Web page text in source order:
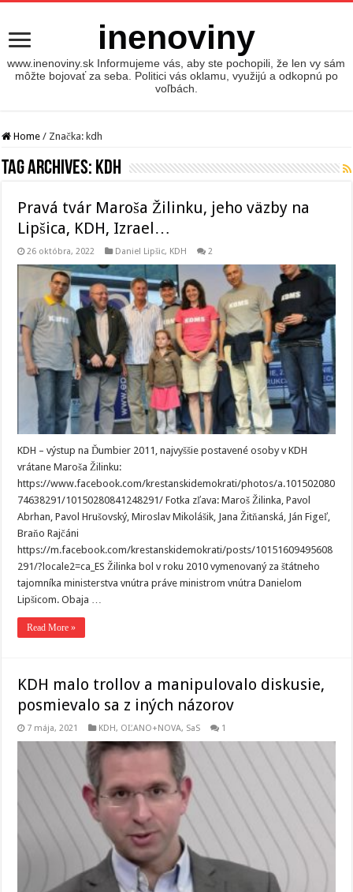
inenoviny
www.inenoviny.sk Informujeme vás, aby ste pochopili, že len vy sám
môžte bojovať za seba. Politici vás oklamu, využijú a odkopnú po
voľbách.
Home / Značka: kdh
Tag Archives: kdh
Pravá tvár Maroša Žilinku, jeho väzby na
Lipšica, KDH, Izrael…
26 októbra, 2022 Daniel Lipšic, KDH 2
KDH – výstup na Ďumbier 2011, najvyššie postavené osoby v KDH
vrátane Maroša Žilinku:
https://www.facebook.com/krestanskidemokrati/photos/a.101502080
74638291/10150280841248291/ Fotka zľava: Maroš Žilinka, Pavol
Abrhan, Pavol Hrušovský, Miroslav Mikolášik, Jana Žitňanská, Ján Figeľ,
Braňo Rajčáni
https://m.facebook.com/krestanskidemokrati/posts/10151609495608
291/?locale2=ca_ES Žilinka bol v roku 2010 vymenovaný za štátneho
tajomníka ministerstva vnútra práve ministrom vnútra Danielom
Lipšicom. Obaja …
Read More »
KDH malo trollov a manipulovalo diskusie,
posmievalo sa z iných názorov
7 mája, 2021 KDH, OĽANO+NOVA, SaS 1